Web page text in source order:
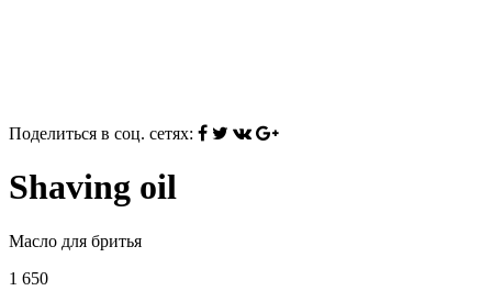
Поделиться в соц. сетях:
Shaving oil
Масло для бритья
1 650